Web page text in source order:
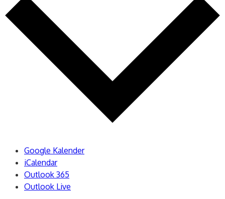
Google Kalender
iCalendar
Outlook 365
Outlook Live